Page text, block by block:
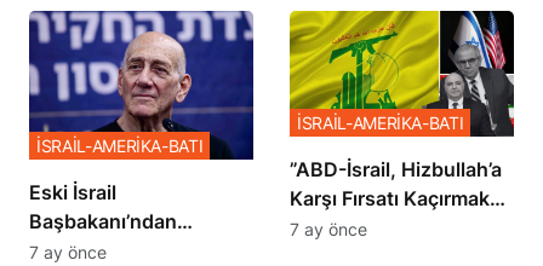
Eski İsrail
Başbakanı’ndan
Netanyahu’ya Ağır
İSRAİL-AMERİKA-BATI
7 ay önce
​​​​​​​”ABD-İsrail, Hizbullah’a
Karşı Fırsatı Kaçırmak
İstemiyor”
İSRAİL-AMERİKA-BATI
7 ay önce